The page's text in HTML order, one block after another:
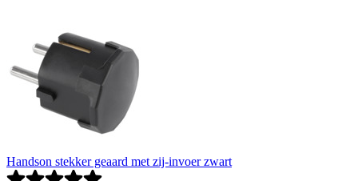
Handson stekker geaard met zij-invoer zwart